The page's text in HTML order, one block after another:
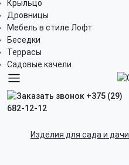
Крыльцо
Дровницы
Мебель в стиле Лофт
Беседки
Террасы
Садовые качели
+375 (29)
682-12-12
Изделия для сада и дачи